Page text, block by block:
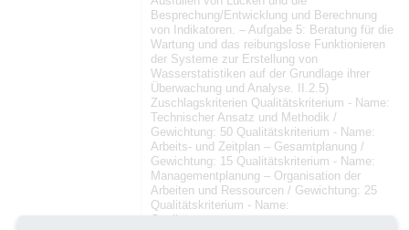
Besprechung/Entwicklung und Berechnung
von Indikatoren. – Aufgabe 5: Beratung für die
Wartung und das reibungslose Funktionieren
der Systeme zur Erstellung von
Wasserstatistiken auf der Grundlage ihrer
Überwachung und Analyse. II.2.5)
Zuschlagskriterien Qualitätskriterium - Name:
Technischer Ansatz und Methodik /
Gewichtung: 50 Qualitätskriterium - Name:
Arbeits- und Zeitplan – Gesamtplanung /
Gewichtung: 15 Qualitätskriterium - Name:
Managementplanung – Organisation der
Arbeiten und Ressourcen / Gewichtung: 25
Qualitätskriterium - Name:
Qualitätsmanagement –